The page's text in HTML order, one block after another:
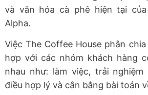
và văn hóa cà phê hiện tại
Alpha.
Việc The Coffee House phân
hợp với các nhóm khách hàng
nhau như: làm việc, trải
điều hợp lý và cân bằng bài toán